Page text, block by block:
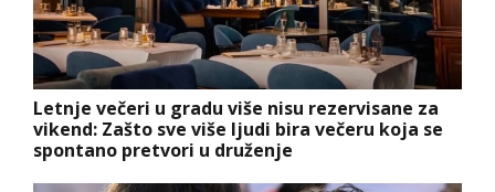
Letnje večeri u gradu više nisu rezervisane za
vikend: Zašto sve više ljudi bira večeru koja se
spontano pretvori u druženje